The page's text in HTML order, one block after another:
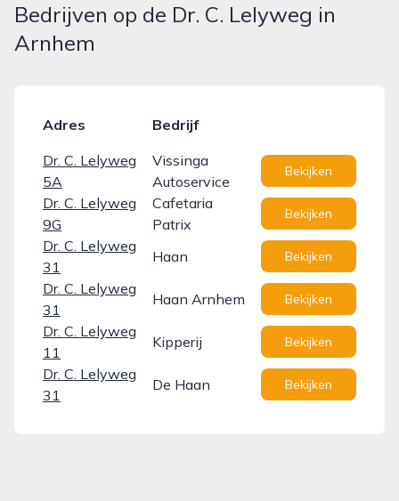
Bedrijven op de Dr. C. Lelyweg in
Arnhem
Adres
Bedrijf
Dr. C. Lelyweg
5A
Vissinga
Autoservice
Bekijken
Dr. C. Lelyweg
9G
Cafetaria
Patrix
Bekijken
Dr. C. Lelyweg
31
Haan Bekijken
Dr. C. Lelyweg
31
Haan Arnhem Bekijken
Dr. C. Lelyweg
11
Kipperij Bekijken
Dr. C. Lelyweg
31
De Haan Bekijken